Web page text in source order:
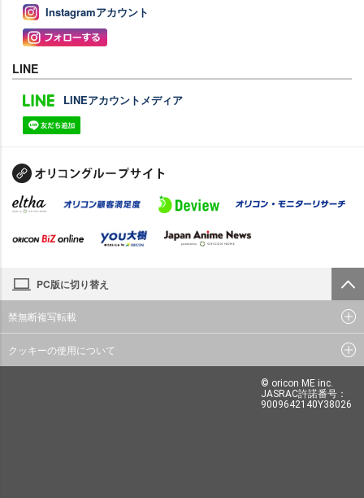
Instagramアカウント
LINE
LINEアカウントメディア
PC版に切り替え
禁無断複写転載
クッキーの使用について
© oricon ME inc.
JASRAC許諾番号：
9009642140Y38026